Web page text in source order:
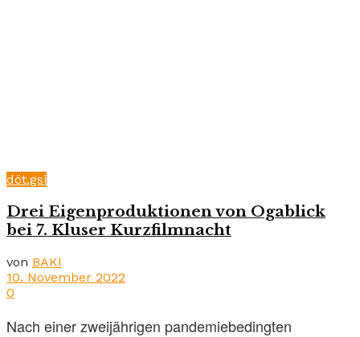
döt.gsi
Drei Eigenproduktionen von Ogablick
bei 7. Kluser Kurzfilmnacht
von BAKI
10. November 2022
0
Nach einer zweijährigen pandemiebedingten